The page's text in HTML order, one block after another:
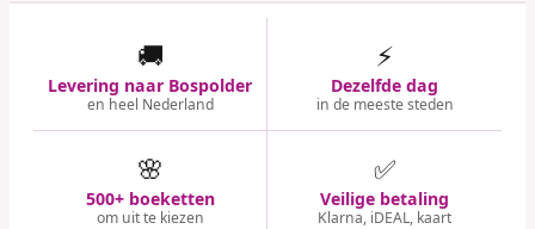
🚚
Levering naar Bospolder
en heel Nederland
⚡
Dezelfde dag
in de meeste steden
🌸
500+ boeketten
om uit te kiezen
✅
Veilige betaling
Klarna, iDEAL, kaart